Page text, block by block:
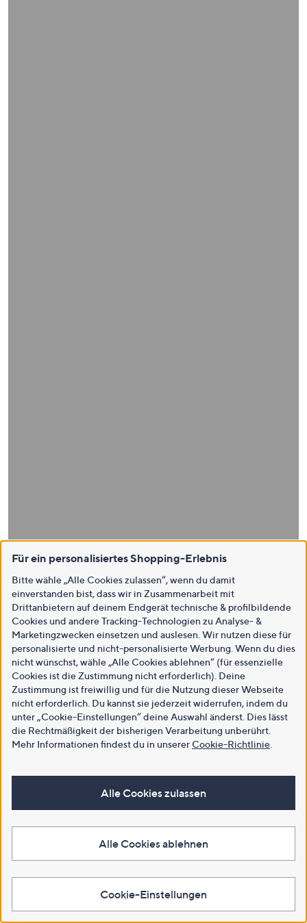
Für ein personalisiertes Shopping-Erlebnis
Bitte wähle „Alle Cookies zulassen“, wenn du damit
einverstanden bist, dass wir in Zusammenarbeit mit
Drittanbietern auf deinem Endgerät technische & profilbildende
Cookies und andere Tracking-Technologien zu Analyse- &
Marketingzwecken einsetzen und auslesen. Wir nutzen diese für
personalisierte und nicht-personalisierte Werbung. Wenn du dies
nicht wünschst, wähle „Alle Cookies ablehnen“ (für essenzielle
Cookies ist die Zustimmung nicht erforderlich). Deine
Zustimmung ist freiwillig und für die Nutzung dieser Webseite
nicht erforderlich. Du kannst sie jederzeit widerrufen, indem du
unter „Cookie-Einstellungen“ deine Auswahl änderst. Dies lässt
die Rechtmäßigkeit der bisherigen Verarbeitung unberührt.
Mehr Informationen findest du in unsererCookie-Richtlinie
Alle Cookies zulassen
Alle Cookies ablehnen
Cookie-Einstellungen